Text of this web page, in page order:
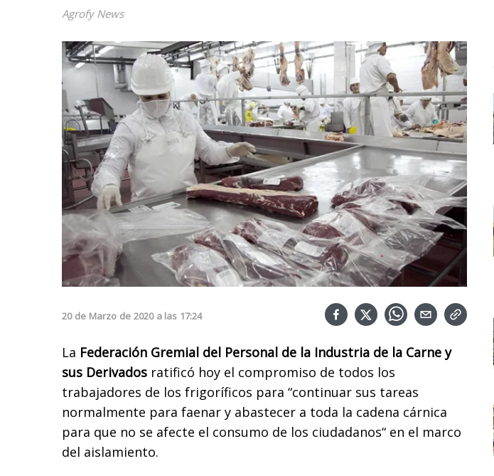
Agrofy News
20 de Marzo de 2020 a las 17:24
La Federación Gremial del Personal de la Industria de la Carne y
sus Derivados ratificó hoy el compromiso de todos los
trabajadores de los frigoríficos para “continuar sus tareas
normalmente para faenar y abastecer a toda la cadena cárnica
para que no se afecte el consumo de los ciudadanos“ en el marco
del aislamiento.